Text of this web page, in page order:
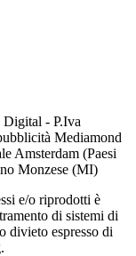
- P.Iva
Mediamond
Amsterdam (Paesi
Monzese (MI)
e/o riprodotti è
di sistemi di
divieto espresso di